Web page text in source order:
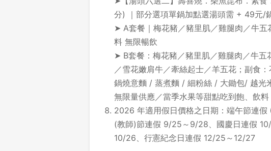
分) ｜部分選項單鍋加點選湯頭需 + 49元/
➤ A套餐｜梅花豬／豬里肌／雞腿肉／牛五
料 無限暢飲
➤ B套餐：梅花豬／豬里肌／雞腿肉／牛
／雪花嫩肩牛／牽絲起士／羊五花；副食
鍋燒意麵 / 蒸煮麵 / 細粉絲 / 大鋤包/ 越光
無限量供應／當季水果等甜點吃到飽、飲
2026 年適用假日價格之日期：端午節連
(教師)節連假 9/25～9/28、國慶日連假
10/26、行憲紀念日連假 12/25～12/27